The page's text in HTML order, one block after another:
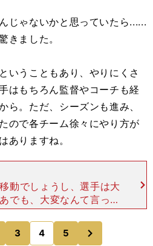
じゃないかと思っていたら......
きました。
いうこともあり、やりにくさ
はもちろん監督やコーチも経
ら。ただ、シーズンも進み、
ので各チーム徐々にやり方が
ありますね。
動でしょうし、選手は大
も、大変なんて言って
ね。試合は待ったなしで
たしかに選手やベンチの
ていても
のページへ3 4 5
のページへ